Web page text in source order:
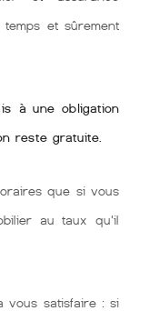
et sûrement
à une obligation
reste gratuite.
que si vous
au taux qu'il
vous satisfaire : si